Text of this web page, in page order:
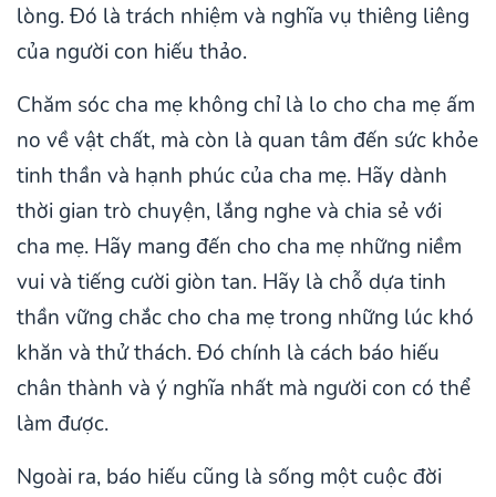
lòng. Đó là trách nhiệm và nghĩa vụ thiêng liêng
của người con hiếu thảo.
Chăm sóc cha mẹ không chỉ là lo cho cha mẹ ấm
no về vật chất, mà còn là quan tâm đến sức khỏe
tinh thần và hạnh phúc của cha mẹ. Hãy dành
thời gian trò chuyện, lắng nghe và chia sẻ với
cha mẹ. Hãy mang đến cho cha mẹ những niềm
vui và tiếng cười giòn tan. Hãy là chỗ dựa tinh
thần vững chắc cho cha mẹ trong những lúc khó
khăn và thử thách. Đó chính là cách báo hiếu
chân thành và ý nghĩa nhất mà người con có thể
làm được.
Ngoài ra, báo hiếu cũng là sống một cuộc đời